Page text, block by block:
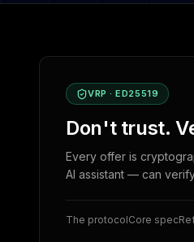
VRP · ED25519
Don't trust.
Every offer is
AI assistant — can
The protocolCore spec